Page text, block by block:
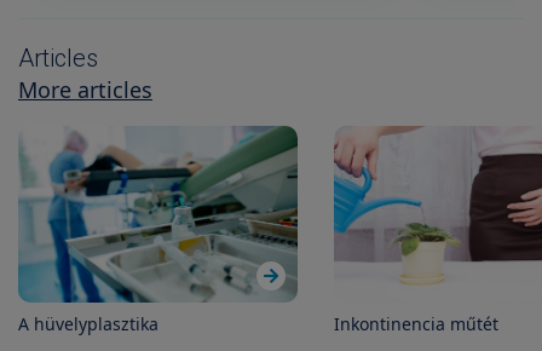
Articles
More articles
A hüvelyplasztika Inkontinencia műtét